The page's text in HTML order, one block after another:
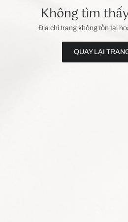
Không tìm
Địa chỉ trang không tồn tại
QUAY LẠI